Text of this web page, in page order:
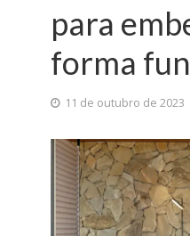
para
forma
11 de outubro de 2023